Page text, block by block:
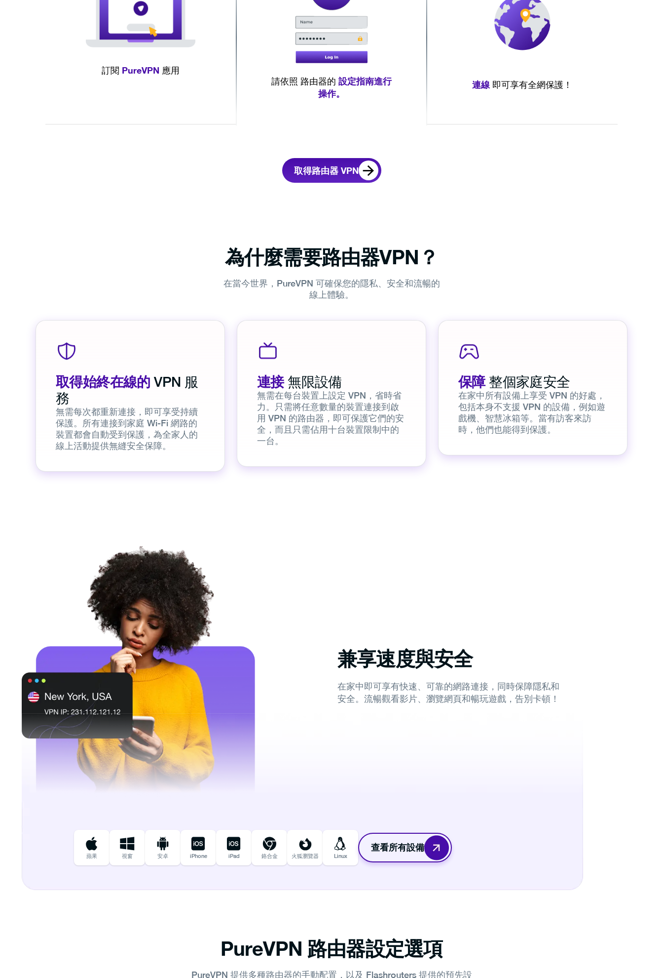
訂閱 PureVPN 應用
請依照 路由器的 設定指南進行
操作。
連線 即可享有全網保護！
取得路由器 VPN
為什麼需要路由器VPN？
在當今世界，PureVPN 可確保您的隱私、安全和流暢的
線上體驗。
取得始終在線的VPN 服
務
無需每次都重新連接，即可享受持續
保護。所有連接到家庭 Wi-Fi 網路的
裝置都會自動受到保護，為全家人的
線上活動提供無縫安全保障。
連接無限設備
無需在每台裝置上設定 VPN，省時省
力。只需將任意數量的裝置連接到啟
用 VPN 的路由器，即可保護它們的安
全，而且只需佔用十台裝置限制中的
一台。
保障 整個家庭安全
在家中所有設備上享受 VPN 的好處，
包括本身不支援 VPN 的設備，例如遊
戲機、智慧冰箱等。當有訪客來訪
時，他們也能得到保護。
兼享速度與安全
在家中即可享有快速、可靠的網路連接，同時保障隱私和
安全。流暢觀看影片、瀏覽網頁和暢玩遊戲，告別卡頓！
蘋果 視窗 安卓 iPhone iPad 鉻合金 火狐瀏覽器 Linux
查看所有設備
PureVPN 路由器設定選項
PureVPN 提供多種路由器的手動配置，以及 Flashrouters 提供的預先設